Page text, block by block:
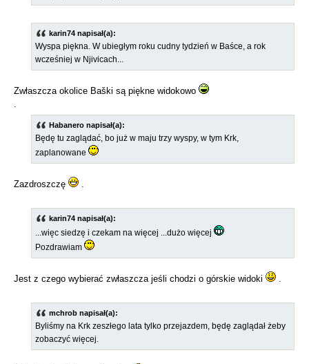
karin74 napisał(a):
Wyspa piękna. W ubiegłym roku cudny tydzień w Baśce, a rok
wcześniej w Njivicach...
Zwłaszcza okolice Baški są piękne widokowo
Habanero napisał(a):
Będę tu zaglądać, bo już w maju trzy wyspy, w tym Krk,
zaplanowane
Zazdroszczę .
karin74 napisał(a):
...więc siedzę i czekam na więcej ...dużo więcej
Pozdrawiam
Jest z czego wybierać zwłaszcza jeśli chodzi o górskie widoki .
mchrob napisał(a):
Byliśmy na Krk zeszłego lata tylko przejazdem, będę zaglądał żeby
zobaczyć więcej.